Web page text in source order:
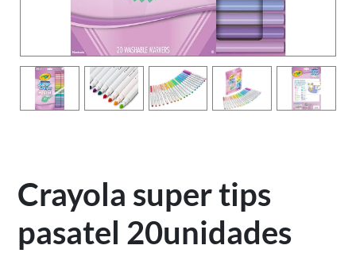
Crayola super tips
pasatel 20unidades